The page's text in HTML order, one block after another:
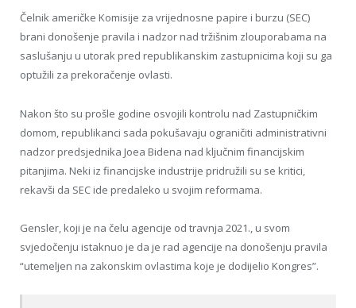
Čelnik američke Komisije za vrijednosne papire i burzu (SEC)
brani donošenje pravila i nadzor nad tržišnim zlouporabama na
saslušanju u utorak pred republikanskim zastupnicima koji su ga
optužili za prekoračenje ovlasti.
Nakon što su prošle godine osvojili kontrolu nad Zastupničkim
domom, republikanci sada pokušavaju ograničiti administrativni
nadzor predsjednika Joea Bidena nad ključnim financijskim
pitanjima. Neki iz financijske industrije pridružili su se kritici,
rekavši da SEC ide predaleko u svojim reformama.
Gensler, koji je na čelu agencije od travnja 2021., u svom
svjedočenju istaknuo je da je rad agencije na donošenju pravila
“utemeljen na zakonskim ovlastima koje je dodijelio Kongres”.